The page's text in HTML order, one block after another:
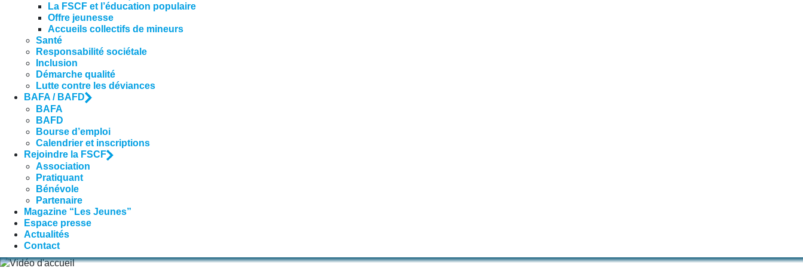
La FSCF et l’éducation populaire
Offre jeunesse
Accueils collectifs de mineurs
Santé
Responsabilité sociétale
Inclusion
Démarche qualité
Lutte contre les déviances
BAFA / BAFD
BAFA
BAFD
Bourse d’emploi
Calendrier et inscriptions
Rejoindre la FSCF
Association
Pratiquant
Bénévole
Partenaire
Magazine “Les Jeunes”
Espace presse
Actualités
Contact